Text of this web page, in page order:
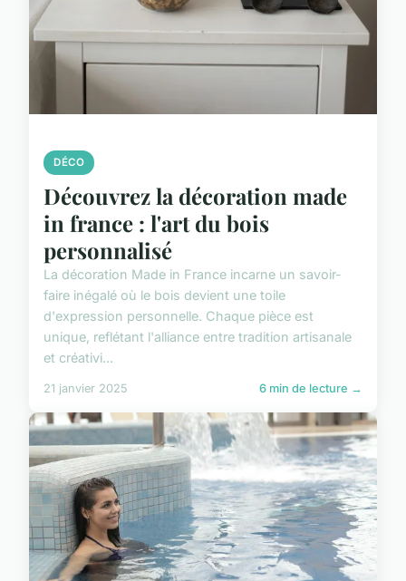
DÉCO
Découvrez la décoration made
in france : l'art du bois
personnalisé
La décoration Made in France incarne un savoir-
faire inégalé où le bois devient une toile
d'expression personnelle. Chaque pièce est
unique, reflétant l'alliance entre tradition artisanale
et créativi...
21 janvier 2025 6 min de lecture →